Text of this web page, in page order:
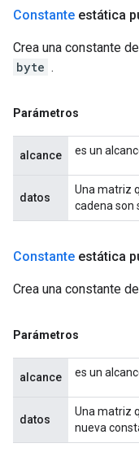
Constante estática
Crea una constante
byte .
Parámetros
alcance es un
datos
Una matriz
cadena son
Constante estática
Crea una constante
Parámetros
alcance es un
datos
Una matriz
nueva